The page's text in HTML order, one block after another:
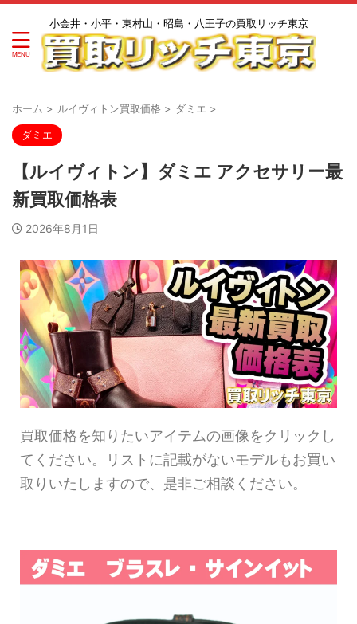
小金井・小平・東村山・昭島・八王子の買取リッチ東京
ホーム > ルイヴィトン買取価格 > ダミエ >
ダミエ
【ルイヴィトン】ダミエ アクセサリー最
新買取価格表
2026年8月1日
買取価格を知りたいアイテムの画像をクリックし
てください。リストに記載がないモデルもお買い
取りいたしますので、是非ご相談ください。